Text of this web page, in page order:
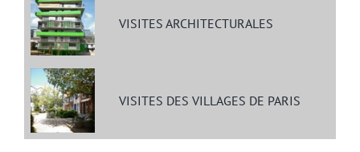
VISITES ARCHITECTURALES
VISITES DES VILLAGES DE PARIS